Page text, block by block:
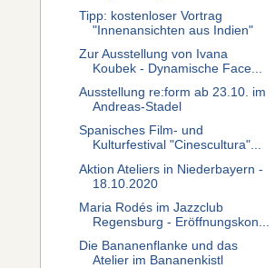
Tipp: kostenloser Vortrag
"Innenansichten aus Indien"
Zur Ausstellung von Ivana
Koubek - Dynamische Face...
Ausstellung re:form ab 23.10. im
Andreas-Stadel
Spanisches Film- und
Kulturfestival "Cinescultura"...
Aktion Ateliers in Niederbayern -
18.10.2020
Maria Rodés im Jazzclub
Regensburg - Eröffnungskon...
Die Bananenflanke und das
Atelier im Bananenkistl